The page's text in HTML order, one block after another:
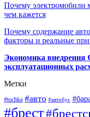
Почему электромобили
чем кажется
Почему содержание
факторы и реальные
Экономика внедрения
эксплуатационных
Метки
#tochka #авто #автобус
#брест